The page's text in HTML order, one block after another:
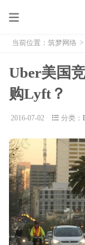
当前位置： 筑梦网络 >
Uber美国
购Lyft？
2016-07-02 分类：